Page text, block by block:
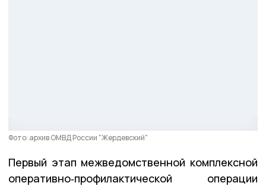
Фото: архив ОМВД России "Жердевский"
Первый этап межведомственной комплексной
оперативно‑профилактической операции